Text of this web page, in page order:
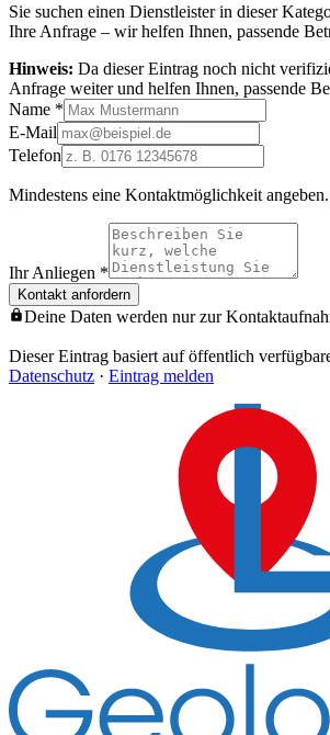
Sie suchen einen Dienstleister in dieser
Ihre Anfrage – wir helfen Ihnen, passende
Hinweis: Da dieser Eintrag noch nicht
Anfrage weiter und helfen Ihnen, passende
Name *
E-Mail
Telefon
Mindestens eine Kontaktmöglichkeit angeben.
Ihr Anliegen *
Kontakt anfordern
Deine Daten werden nur zur
Dieser Eintrag basiert auf öffentlich
Datenschutz · Eintrag melden